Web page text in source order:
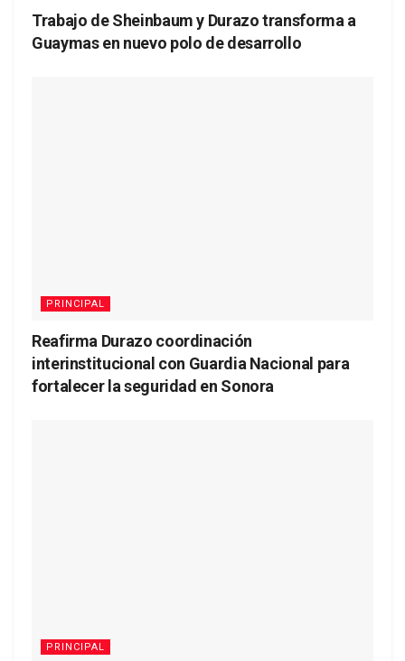
Trabajo de Sheinbaum y Durazo transforma a
Guaymas en nuevo polo de desarrollo
PRINCIPAL
Reafirma Durazo coordinación
interinstitucional con Guardia Nacional para
fortalecer la seguridad en Sonora
PRINCIPAL